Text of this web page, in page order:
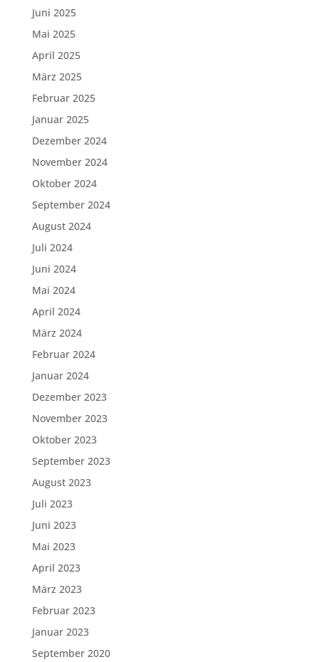
Juni 2025
Mai 2025
April 2025
März 2025
Februar 2025
Januar 2025
Dezember 2024
November 2024
Oktober 2024
September 2024
August 2024
Juli 2024
Juni 2024
Mai 2024
April 2024
März 2024
Februar 2024
Januar 2024
Dezember 2023
November 2023
Oktober 2023
September 2023
August 2023
Juli 2023
Juni 2023
Mai 2023
April 2023
März 2023
Februar 2023
Januar 2023
September 2020